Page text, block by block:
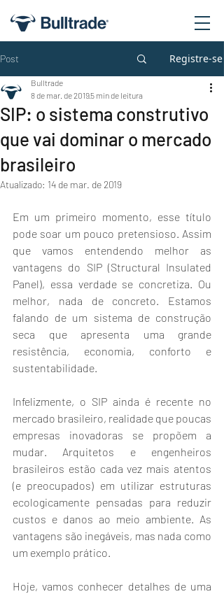
Post Registre-se
SIP: o sistema construtivo
que vai dominar o mercado
brasileiro
Bulltrade
8 de mar. de 20195 min de leitura
Atualizado: 14 de mar. de 2019
Em um primeiro momento, esse título
pode soar um pouco pretensioso. Assim
que vamos entendendo melhor as
vantagens do SIP (Structural Insulated
Panel), essa verdade se concretiza. Ou
melhor, nada de concreto. Estamos
falando de um sistema de construção
seca que apresenta uma grande
resistência, economia, conforto e
sustentabilidade.
Infelizmente, o SIP ainda é recente no
mercado brasileiro, realidade que poucas
empresas inovadoras se propõem a
mudar. Arquitetos e engenheiros
brasileiros estão cada vez mais atentos
(e preocupados) em utilizar estruturas
ecologicamente pensadas para reduzir
custos e danos ao meio ambiente. As
vantagens são inegáveis, mas nada como
um exemplo prático.
Hoje, vamos conhecer detalhes de uma